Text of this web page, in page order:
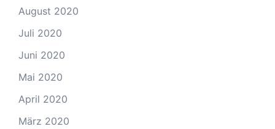
August 2020
Juli 2020
Juni 2020
Mai 2020
April 2020
März 2020